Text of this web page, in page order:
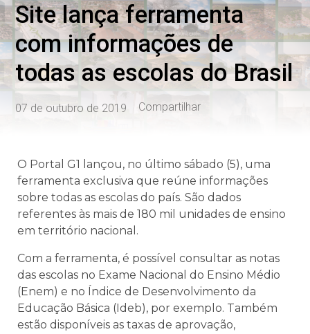
Site lança ferramenta
com informações de
todas as escolas do Brasil
07 de outubro de 2019 Compartilhar
O Portal G1 lançou, no último sábado (5), uma
ferramenta exclusiva que reúne informações
sobre todas as escolas do país. São dados
referentes às mais de 180 mil unidades de ensino
em território nacional.
Com a ferramenta, é possível consultar as notas
das escolas no Exame Nacional do Ensino Médio
(Enem) e no Índice de Desenvolvimento da
Educação Básica (Ideb), por exemplo. Também
estão disponíveis as taxas de aprovação,